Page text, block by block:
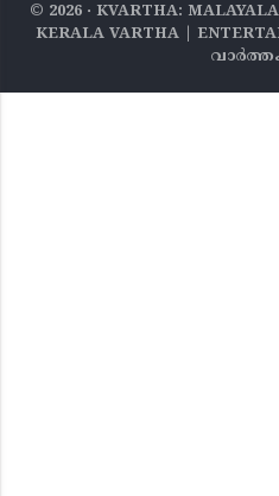
© 2026‧ KVARTHA:
KERALA VARTHA |